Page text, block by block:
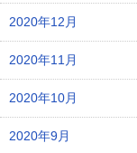
2020年12月
2020年11月
2020年10月
2020年9月